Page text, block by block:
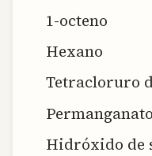
1-octeno
Hexano
Tetracloruro
Hidróxido de